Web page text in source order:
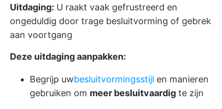
Uitdaging: U raakt vaak gefrustreerd en
ongeduldig door trage besluitvorming of gebrek
aan voortgang
Deze uitdaging aanpakken:
Begrijp uwbesluitvormingsstijl en manieren
gebruiken om meer besluitvaardig te zijn